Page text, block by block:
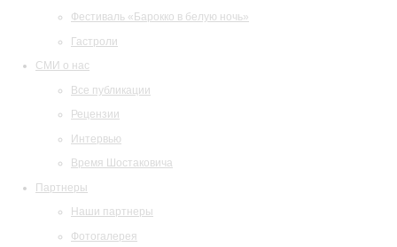
Фестиваль «Барокко в белую ночь»
Гастроли
СМИ о нас
Все публикации
Рецензии
Интервью
Время Шостаковича
Партнеры
Наши партнеры
Фотогалерея